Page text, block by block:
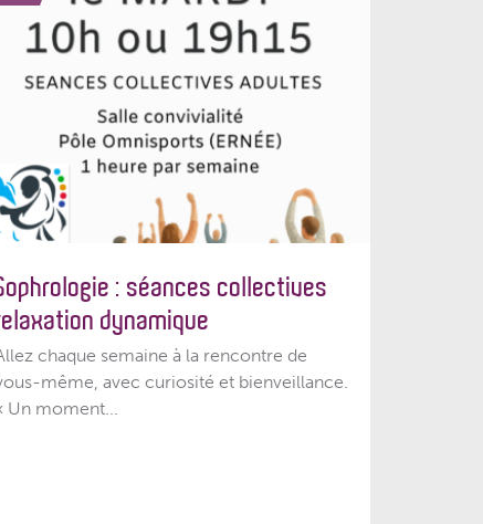
: séances collectives
dynamique
chaque semaine à la rencontre de
même, avec curiosité et bienveillance.
Un moment...